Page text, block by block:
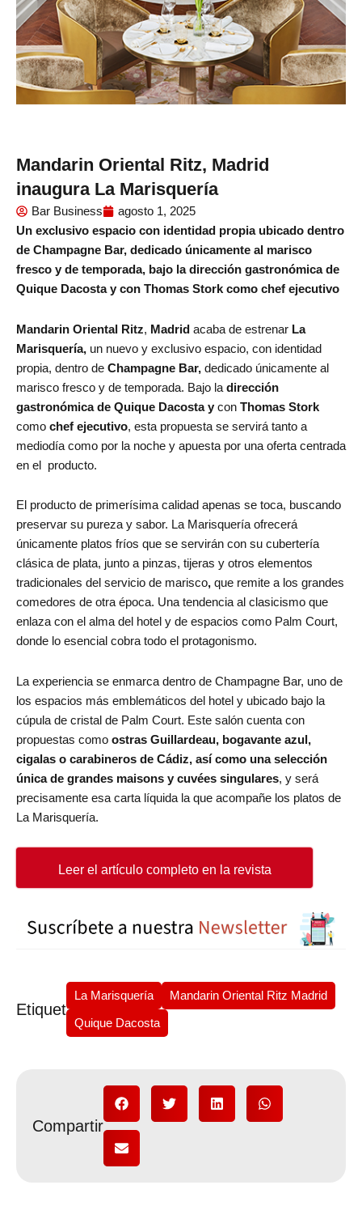
Mandarin Oriental Ritz, Madrid
inaugura La Marisquería
Bar Business
agosto 1, 2025
Un exclusivo espacio con identidad propia ubicado dentro
de Champagne Bar, dedicado únicamente al marisco
fresco y de temporada, bajo la dirección gastronómica de
Quique Dacosta y con Thomas Stork como chef ejecutivo
Mandarin Oriental Ritz, Madrid acaba de estrenar La
Marisquería, un nuevo y exclusivo espacio, con identidad
propia, dentro de Champagne Bar, dedicado únicamente al
marisco fresco y de temporada. Bajo la dirección
gastronómica de Quique Dacosta y con Thomas Stork
como chef ejecutivo, esta propuesta se servirá tanto a
mediodía como por la noche y apuesta por una oferta centrada
en el producto.
El producto de primerísima calidad apenas se toca, buscando
preservar su pureza y sabor. La Marisquería ofrecerá
únicamente platos fríos que se servirán con su cubertería
clásica de plata, junto a pinzas, tijeras y otros elementos
tradicionales del servicio de marisco, que remite a los grandes
comedores de otra época. Una tendencia al clasicismo que
enlaza con el alma del hotel y de espacios como Palm Court,
donde lo esencial cobra todo el protagonismo.
La experiencia se enmarca dentro de Champagne Bar, uno de
los espacios más emblemáticos del hotel y ubicado bajo la
cúpula de cristal de Palm Court. Este salón cuenta con
propuestas como ostras Guillardeau, bogavante azul,
cigalas o carabineros de Cádiz, así como una selección
única de grandes maisons y cuvées singulares, y será
precisamente esa carta líquida la que acompañe los platos de
La Marisquería.
Leer el artículo completo en la revista
Etiquetas
La Marisquería Mandarin Oriental Ritz Madrid
Quique Dacosta
Compartir